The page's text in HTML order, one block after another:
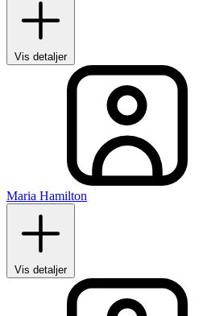
Vis detaljer
Maria Hamilton
Vis detaljer